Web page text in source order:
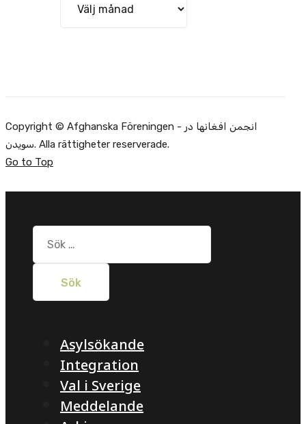
Copyright © Afghanska Föreningen - انجمن افغانها در
سویدن. Alla rättigheter reserverade.
Go to Top
Sök
efter:
Asylsökande
Integration
Val i Sverige
Meddelande